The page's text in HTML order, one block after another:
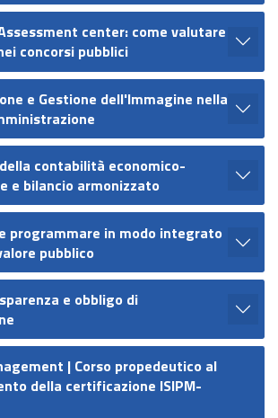
center: come valutare
concorsi pubblici
e Gestione dell'Immagine nella
contabilità economico-
e bilancio armonizzato
programmare in modo integrato
pubblico
e obbligo di
| Corso propedeutico al
della certificazione ISIPM-